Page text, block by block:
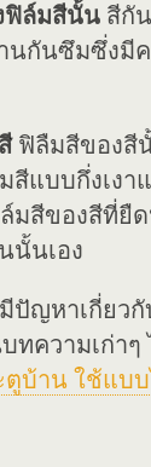
ฟิล์มสีนั้น สีกั
นกันซึมซึ่งมี
ฟิลืมสีของสี
สีแบบกึ่งเง
มสีของสีที่ยื
นั้นเอง
ปัญหาเกี่ยว
ทความเก่าๆ
ตูบ้าน ใช้แบ